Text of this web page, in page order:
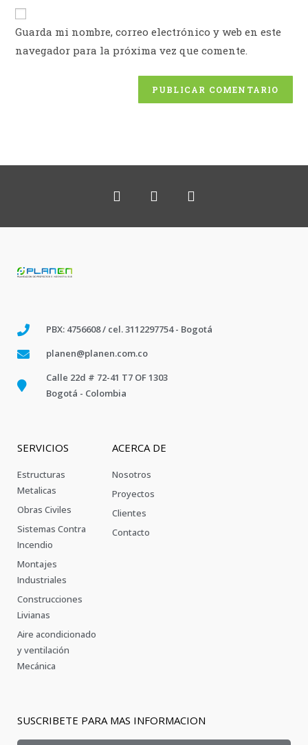
Guarda mi nombre, correo electrónico y web en este
navegador para la próxima vez que comente.
PBX: 4756608 / cel. 3112297754 - Bogotá
planen@planen.com.co
Calle 22d # 72-41 T7 OF 1303
Bogotá - Colombia
SERVICIOS
Estructuras
Metalicas
Obras Civiles
Sistemas Contra
Incendio
Montajes
Industriales
Construcciones
Livianas
Aire acondicionado
y ventilación
Mecánica
ACERCA DE
Nosotros
Proyectos
Clientes
Contacto
SUSCRIBETE PARA MAS INFORMACION